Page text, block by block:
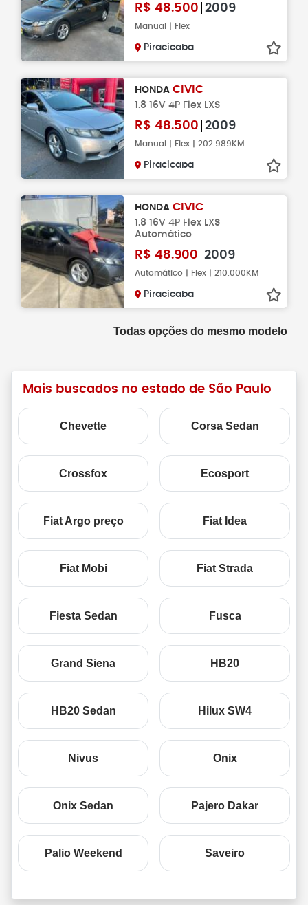
R$ 48.500 2009
Manual | Flex
Piracicaba
HONDA CIVIC
1.8 16V 4P Flex LXS
R$ 48.500 2009
Manual | Flex | 202.989KM
Piracicaba
HONDA CIVIC
1.8 16V 4P Flex LXS
Automático
R$ 48.900 2009
Automático | Flex | 210.000KM
Piracicaba
Todas opções do mesmo modelo
Mais buscados no estado de São Paulo
Chevette Corsa Sedan
Crossfox Ecosport
Fiat Argo preço Fiat Idea
Fiat Mobi Fiat Strada
Fiesta Sedan Fusca
Grand Siena HB20
HB20 Sedan Hilux SW4
Nivus Onix
Onix Sedan Pajero Dakar
Palio Weekend Saveiro